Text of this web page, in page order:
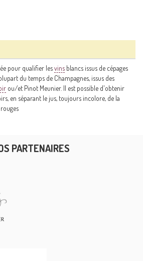
pour qualifier lesvins blancs issus de cépages
du temps de Champagnes, issus des
ou/et Pinot Meunier. Il est possible d'obtenir
en séparant le jus, toujours incolore, de la
PARTENAIRES